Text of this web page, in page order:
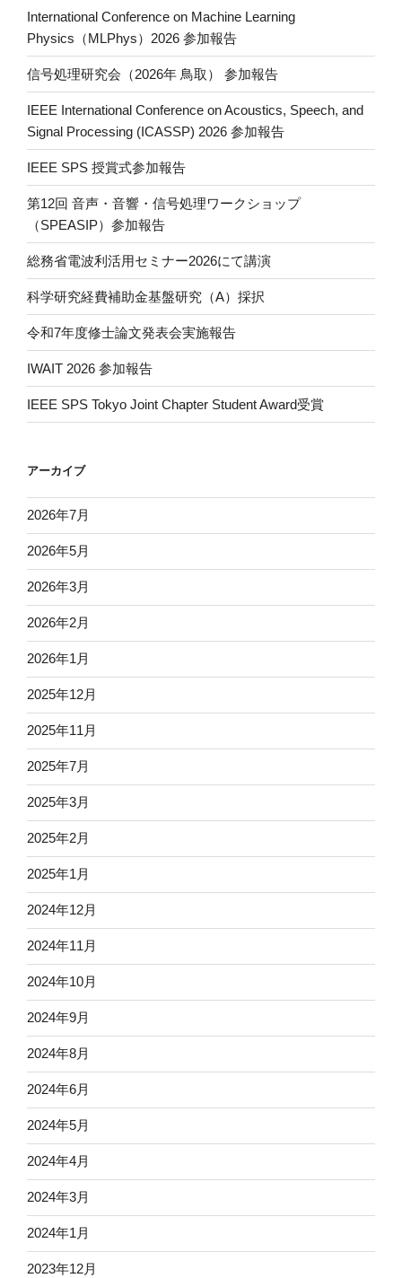
n
k
International Conference on Machine Learning
Physics（MLPhys）2026 参加報告
信号処理研究会（2026年 鳥取） 参加報告
IEEE International Conference on Acoustics, Speech, and
Signal Processing (ICASSP) 2026 参加報告
IEEE SPS 授賞式参加報告
第12回 音声・音響・信号処理ワークショップ
（SPEASIP）参加報告
総務省電波利活用セミナー2026にて講演
科学研究経費補助金基盤研究（A）採択
令和7年度修士論文発表会実施報告
IWAIT 2026 参加報告
IEEE SPS Tokyo Joint Chapter Student Award受賞
アーカイブ
2026年7月
2026年5月
2026年3月
2026年2月
2026年1月
2025年12月
2025年11月
2025年7月
2025年3月
2025年2月
2025年1月
2024年12月
2024年11月
2024年10月
2024年9月
2024年8月
2024年6月
2024年5月
2024年4月
2024年3月
2024年1月
2023年12月